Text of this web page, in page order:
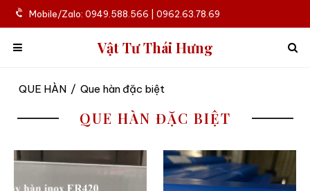
Mobile/Zalo: 0949.588.566 | 0962.63.78.69
Vật Tư Thái Hưng
QUE HÀN / Que hàn đặc biệt
QUE HÀN ĐẶC BIỆT